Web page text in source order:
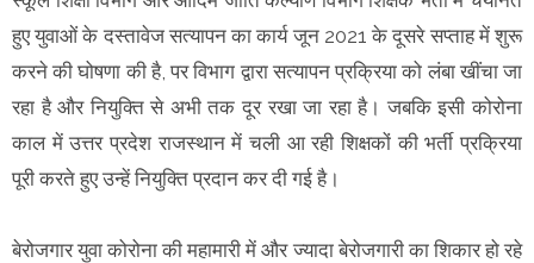
हुए युवाओं के दस्तावेज सत्यापन का कार्य जून 2021 के दूसरे सप्ताह में शुरू
करने की घोषणा की है, पर विभाग द्वारा सत्यापन प्रक्रिया को लंबा खींचा जा
रहा है और नियुक्ति से अभी तक दूर रखा जा रहा है। जबकि इसी कोरोना
काल में उत्तर प्रदेश राजस्थान में चली आ रही शिक्षकों की भर्ती प्रक्रिया
पूरी करते हुए उन्हें नियुक्ति प्रदान कर दी गई है।
बेरोजगार युवा कोरोना की महामारी में और ज्यादा बेरोजगारी का शिकार हो रहे